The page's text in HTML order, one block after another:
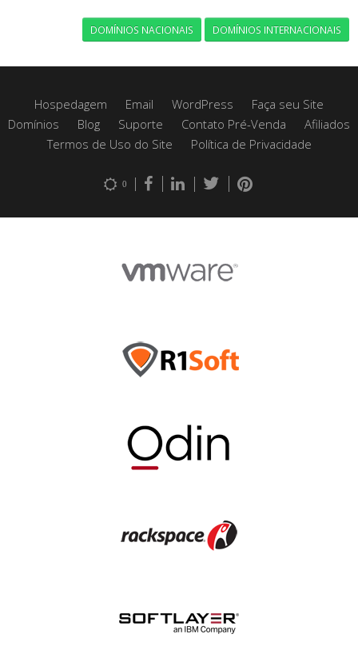
DOMÍNIOS NACIONAIS DOMÍNIOS INTERNACIONAIS
Hospedagem Email WordPress
Faça seu Site
Domínios
Blog Suporte Contato Pré-Venda
Afiliados
Termos de Uso do Site
Política de Privacidade
0